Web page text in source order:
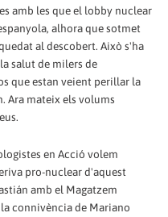
amb les que el lobby nuclear
alhora que sotmet
al descobert. Això s'ha
salut de milers de
que estan veient perillar la
Ara mateix els volums
en Acció volem
pro-nuclear d'aquest
amb el Magatzem
connivència de Mariano